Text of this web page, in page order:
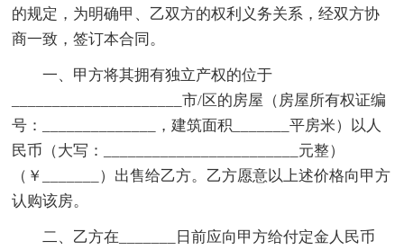
的规定，为明确甲、乙双方的权利义务关系，经双方协
商一致，签订本合同。
一、甲方将其拥有独立产权的位于
_____________________市/区的房屋（房屋所有权证编
号：______________，建筑面积_______平房米）以人
民币（大写：________________________元整）
（￥_______）出售给乙方。乙方愿意以上述价格向甲方
认购该房。
二、乙方在_______日前应向甲方给付定金人民币